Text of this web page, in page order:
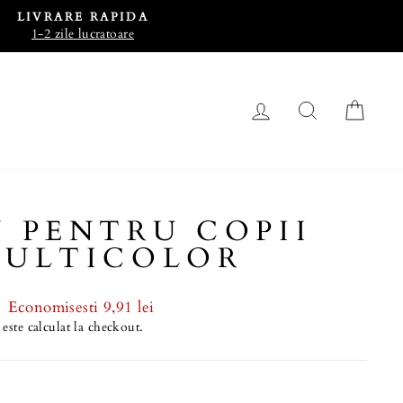
LIVRARE RAPIDA
1-2 zile lucratoare
LOG INCAUTA
PENTRU COPII
Economisesti 9,91 lei
este calculat la checkout.